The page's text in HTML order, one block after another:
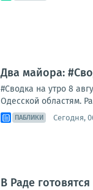
Два майора:
#Сводка на утро 8
Одесской областям.
ПАБЛИКИ Сегодня,
В Раде